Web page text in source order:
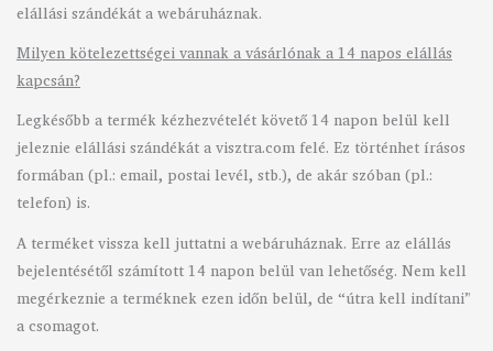
elállási szándékát a webáruháznak.
Milyen kötelezettségei vannak a vásárlónak a 14 napos elállás
kapcsán?
Legkésőbb a termék kézhezvételét követő 14 napon belül kell
jeleznie elállási szándékát a visztra.com felé. Ez történhet írásos
formában (pl.: email, postai levél, stb.), de akár szóban (pl.:
telefon) is.
A terméket vissza kell juttatni a webáruháznak. Erre az elállás
bejelentésétől számított 14 napon belül van lehetőség. Nem kell
megérkeznie a terméknek ezen időn belül, de “útra kell indítani”
a csomagot.